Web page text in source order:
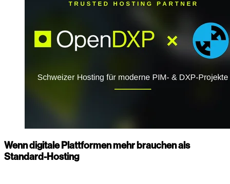
Wenn digitale Plattformen mehr brauchen als
Standard-Hosting